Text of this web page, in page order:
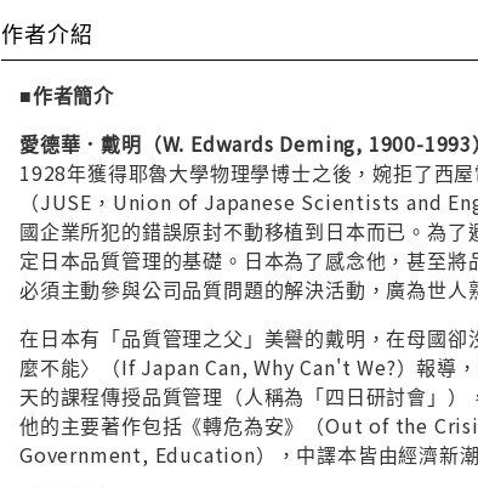
作者介紹
■作者簡介
愛德華．戴明（W. Edwards Deming, 1900-1993）
1928年獲得耶魯大學物理學博士之後，婉拒了西
（JUSE，Union of Japanese Scientists and
國企業所犯的錯誤原封不動移植到日本而已。為
定日本品質管理的基礎。日本為了感念他，甚至
必須主動參與公司品質問題的解決活動，廣為世人
在日本有「品質管理之父」美譽的戴明，在母國
麼不能〉（If Japan Can, Why Can't We?）報導
天的課程傳授品質管理（人稱為「四日研討會」
他的主要著作包括《轉危為安》（Out of the
Government, Education），中譯本皆由經濟新潮